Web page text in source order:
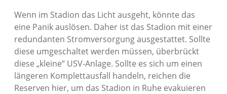
Wenn im Stadion das Licht ausgeht, könnte das
eine Panik auslösen. Daher ist das Stadion mit einer
redundanten Stromversorgung ausgestattet. Sollte
diese umgeschaltet werden müssen, überbrückt
diese „kleine“ USV-Anlage. Sollte es sich um einen
längeren Komplettausfall handeln, reichen die
Reserven hier, um das Stadion in Ruhe evakuieren